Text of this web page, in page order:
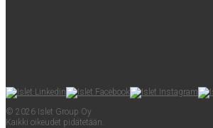
© 2026 Islet Group Oy
Kaik­ki oikeu­det pidätetään.